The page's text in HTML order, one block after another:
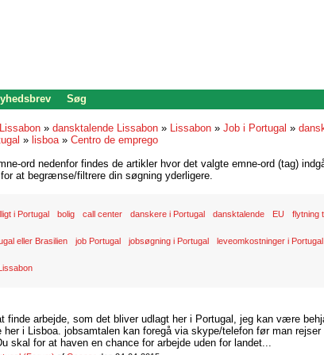
Søg
» dansktalende Lissabon » Lissabon » Job i Portugal »
» lisboa» Centro de emprego
ord nedenfor findes de artikler hvor det valgte emne-ord (tag)
at begrænse/filtrere din søgning yderligere.
i Portugal bolig call center danskere i Portugal dansktalende EU flytning
eller Brasilien job Portugal jobsøgning i Portugal leveomkostninger i Portugal
finde arbejde, som det bliver udlagt her i Portugal, jeg kan være
i Lisboa. jobsamtalen kan foregå via skype/telefon før man rejser
skal for at haven en chance for arbejde uden for landet...